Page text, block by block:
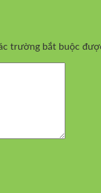
trường bắt buộc